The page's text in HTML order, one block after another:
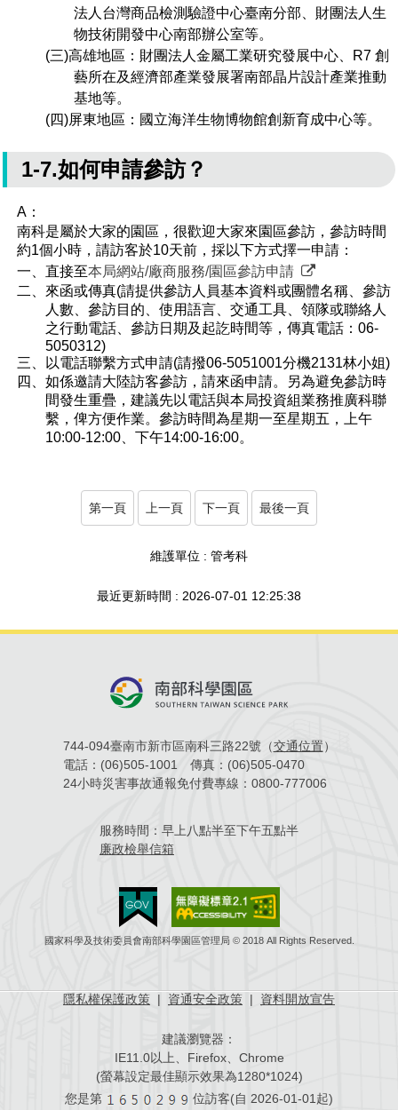
法人台灣商品檢測驗證中心臺南分部、財團法人生
物技術開發中心南部辦公室等。
(三)高雄地區：財團法人金屬工業研究發展中心、R7 創
藝所在及經濟部產業發展署南部晶片設計產業推動
基地等。
(四)屏東地區：國立海洋生物博物館創新育成中心等。
1-7.如何申請參訪？
A：
南科是屬於大家的園區，很歡迎大家來園區參訪，參訪時間
約1個小時，請訪客於10天前，採以下方式擇一申請：
一、直接至本局網站/廠商服務/園區參訪申請
二、來函或傳真(請提供參訪人員基本資料或團體名稱、參訪
人數、參訪目的、使用語言、交通工具、領隊或聯絡人
之行動電話、參訪日期及起訖時間等，傳真電話：06-
5050312)
三、以電話聯繫方式申請(請撥06-5051001分機2131林小姐)
四、如係邀請大陸訪客參訪，請來函申請。另為避免參訪時
間發生重疊，建議先以電話與本局投資組業務推廣科聯
繫，俾方便作業。參訪時間為星期一至星期五，上午
10:00-12:00、下午14:00-16:00。
第一頁 上一頁 下一頁 最後一頁
維護單位 : 管考科
最近更新時間 : 2026-07-01 12:25:38
744-094臺南市新市區南科三路22號（交通位置）
電話： (06)505-1001 傳真： (06)505-0470
24小時災害事故通報免付費專線： 0800-777006
服務時間： 早上八點半至下午五點半
廉政檢舉信箱
國家科學及技術委員會南部科學園區管理局 © 2018 All Rights Reserved.
隱私權保護政策 | 資通安全政策 | 資料開放宣告
建議瀏覽器：
IE11.0以上、Firefox、Chrome
(螢幕設定最佳顯示效果為1280*1024)
您是第
位訪客(自 2026-01-01起)